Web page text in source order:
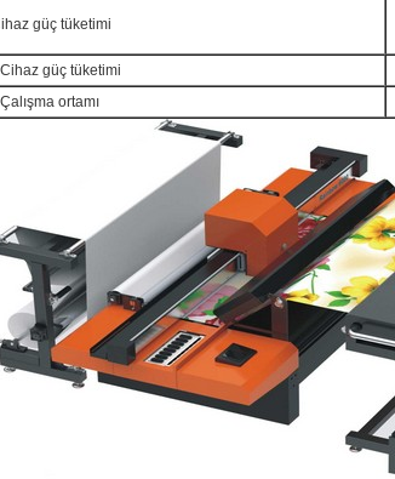
güç tüketimi
Cihaz güç tüketimi
Çalışma ortamı